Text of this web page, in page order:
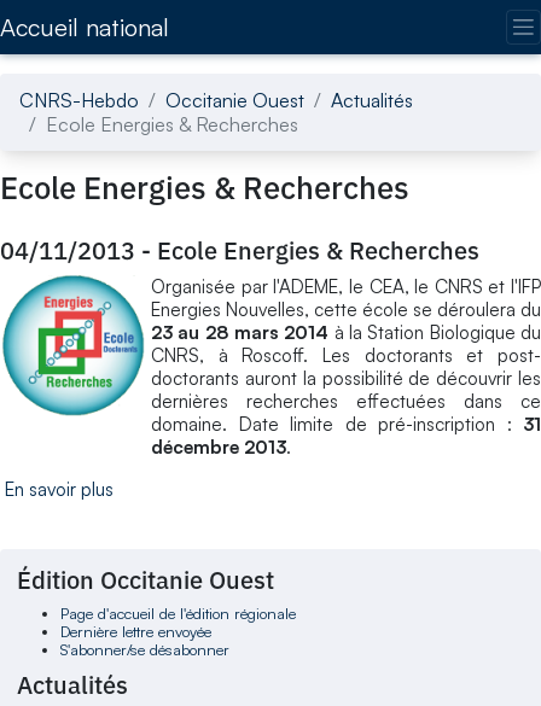
Accueil national
CNRS-Hebdo Occitanie Ouest
Actualités
Ecole Energies & Recherches
Ecole Energies & Recherches
04/11/2013 - Ecole Energies & Recherches
Organisée par l'ADEME, le CEA, le CNRS et l'IFP
Energies Nouvelles, cette école se déroulera du
23 au 28 mars 2014 à la Station Biologique du
CNRS, à Roscoff. Les doctorants et post-
doctorants auront la possibilité de découvrir les
dernières recherches effectuées dans ce
domaine. Date limite de pré-inscription : 31
décembre 2013.
En savoir plus
Édition Occitanie Ouest
Page d'accueil de l'édition régionale
Dernière lettre envoyée
S'abonner/se désabonner
Actualités